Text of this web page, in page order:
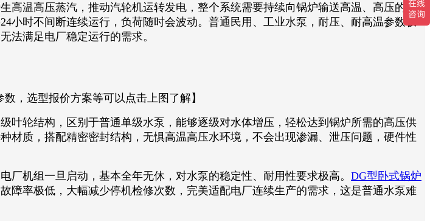
温高压蒸汽，推动汽轮机运转发电，整个系统需要持续向锅炉输送高温、高压的净
时不间断连续运行，负荷随时会波动。普通民用、工业水泵，耐压、耐高温参数极
法满足电厂稳定运行的需求。​
，选型报价方案等可以点击上图了解】
轮结构，区别于普通单级水泵，能够逐级对水体增压，轻松达到锅炉所需的高压供
质，搭配精密密封结构，无惧高温高压水环境，不会出现渗漏、泄压问题，硬件性
机组一旦启动，基本全年无休，对水泵的稳定性、耐用性要求极高。 DG型卧式锅炉
障率极低，大幅减少停机检修次数，完美适配电厂连续生产的需求，这是普通水泵难